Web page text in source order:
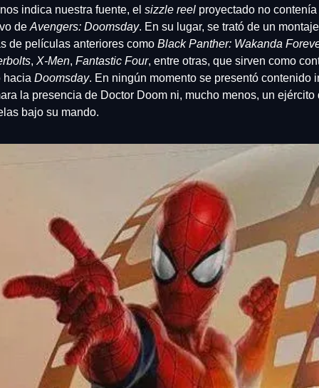
indica nuestra fuente, el sizzle reel proyectado no contenía
de Avengers: Doomsday. En su lugar, se trató de un
de películas anteriores como Black Panther: Wakanda
, X-Men, Fantastic Four, entre otras, que sirven como
hacia Doomsday. En ningún momento se presentó contenido
la presencia de Doctor Doom ni, mucho menos, un ejército
bajo su mando.